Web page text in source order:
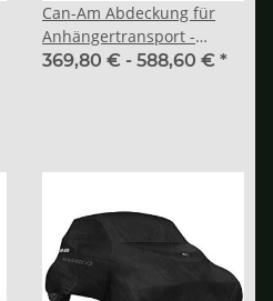
Can-Am Abdeckung für
Anhängertransport -
Traxter (MAX)
369,80 € - 588,60 € *